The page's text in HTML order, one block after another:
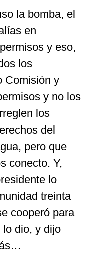
la bomba, el
en
y eso,
los
Comisión y
y no los
los
del
pero que
conecto. Y,
lo
treinta
cooperó para
lo dio, y dijo